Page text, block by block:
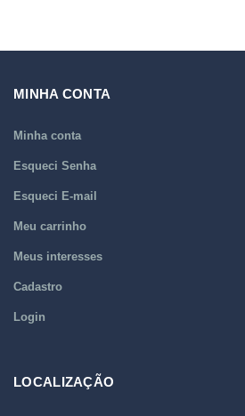
MINHA CONTA
Minha conta
Esqueci Senha
Esqueci E-mail
Meu carrinho
Meus interesses
Cadastro
Login
LOCALIZAÇÃO